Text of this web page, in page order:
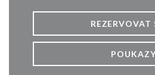
REZERVOVAT
POUKAZY